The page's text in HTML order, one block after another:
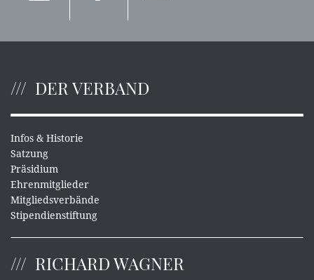
DER VERBAND
Infos & Historie
Satzung
Präsidium
Ehrenmitglieder
Mitgliedsverbände
Stipendienstiftung
RICHARD WAGNER